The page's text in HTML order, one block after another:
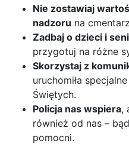
Nie zostawiaj
nadzoru na
Zadbaj o dzieci i
przygotuj na różne
Skorzystaj z
uruchomiła
Świętych.
Policja nas wspiera,
również od nas –
pomocni.